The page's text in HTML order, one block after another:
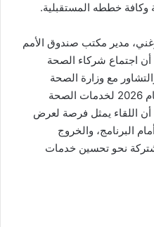
وكافة خططه المستقبلية.
مدير مكتب صندوق الأمم
اجتماع شركاء الصحة
مع وزارة الصحة
والشركاء الآخرين لوضع خطة العام 2026 لخدمات الصحة
أن اللقاء يمثل فرصة لعرض
البرنامج، والخروج
نحو تحسين خدمات